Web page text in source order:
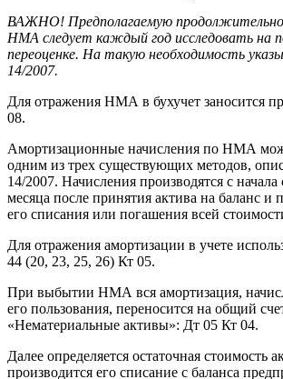
ВАЖНО! Предполагаемую
НМА следует каждый год исследовать на
переоценке. На такую необходимость
14/2007.
Для отражения НМА в бухучет заносится
08.
Амортизационные начисления по НМА
одним из трех существующих методов,
14/2007. Начисления производятся с
месяца после принятия актива на баланс и
его списания или погашения всей
Для отражения амортизации в учете
44 (20, 23, 25, 26) Кт 05.
При выбытии НМА вся амортизация,
его пользования, переносится на общий
«Нематериальные активы»: Дт 05 Кт 04.
Далее определяется остаточная стоимость
производится его списание с баланса